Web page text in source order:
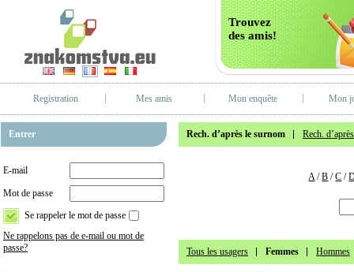
Trouvez
des amis!
Registration Mes amis Mon enquête Mon
Entrer
E-mail
Mot de passe
Se rappeler le mot de passe
Ne rappelons pas de e-mail ou mot de
passe?
Rech. d’après le surnom Rech.
A/B /C /
Tous les usagers Femmes Hommes